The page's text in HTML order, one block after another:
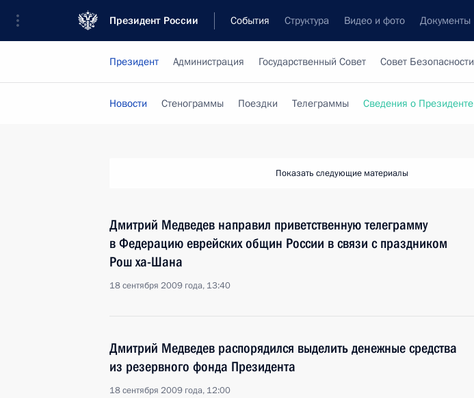
Президент России События Структура Видео и фото Документы
Президент Администрация Государственный Совет Совет Безопасности
Новости Стенограммы Поездки Телеграммы Сведения о Президенте
Показать следующие материалы
Дмитрий Медведев направил приветственную телеграмму
в Федерацию еврейских общин России в связи с праздником
Рош ха-Шана
18 сентября 2009 года, 13:40
Дмитрий Медведев распорядился выделить денежные средства
из резервного фонда Президента
18 сентября 2009 года, 12:00